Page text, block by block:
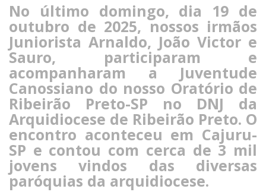
No último domingo, dia 19 de
outubro de 2025, nossos irmãos
Juniorista Arnaldo, João Victor e
Sauro, participaram e
acompanharam a Juventude
Canossiano do nosso Oratório de
Ribeirão Preto-SP no DNJ da
Arquidiocese de Ribeirão Preto. O
encontro aconteceu em Cajuru-
SP e contou com cerca de 3 mil
jovens vindos das diversas
paróquias da arquidiocese.